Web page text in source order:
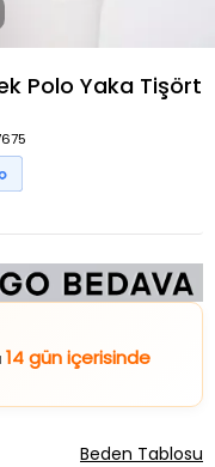
Polo Yaka Tişört
14 gün içerisinde
Beden Tablosu